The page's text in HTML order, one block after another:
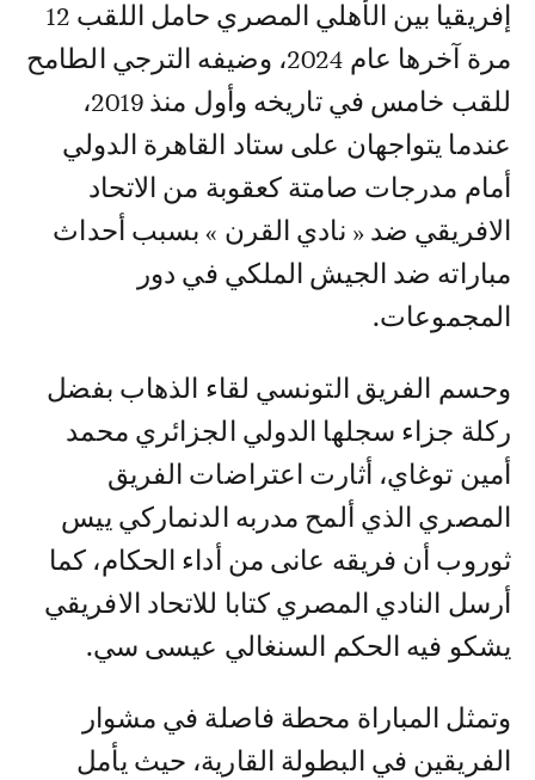
إفريقيا بين الأهلي المصري حامل اللقب 12
مرة آخرها عام 2024، وضيفه الترجي الطامح
للقب خامس في تاريخه وأول منذ 2019،
عندما يتواجهان على ستاد القاهرة الدولي
أمام مدرجات صامتة كعقوبة من الاتحاد
الافريقي ضد « نادي القرن » بسبب أحداث
مباراته ضد الجيش الملكي في دور
المجموعات.
وحسم الفريق التونسي لقاء الذهاب بفضل
ركلة جزاء سجلها الدولي الجزائري محمد
أمين توغاي، أثارت اعتراضات الفريق
المصري الذي ألمح مدربه الدنماركي ييس
ثوروب أن فريقه عانى من أداء الحكام، كما
أرسل النادي المصري كتابا للاتحاد الافريقي
يشكو فيه الحكم السنغالي عيسى سي.
وتمثل المباراة محطة فاصلة في مشوار
الفريقين في البطولة القارية، حيث يأمل